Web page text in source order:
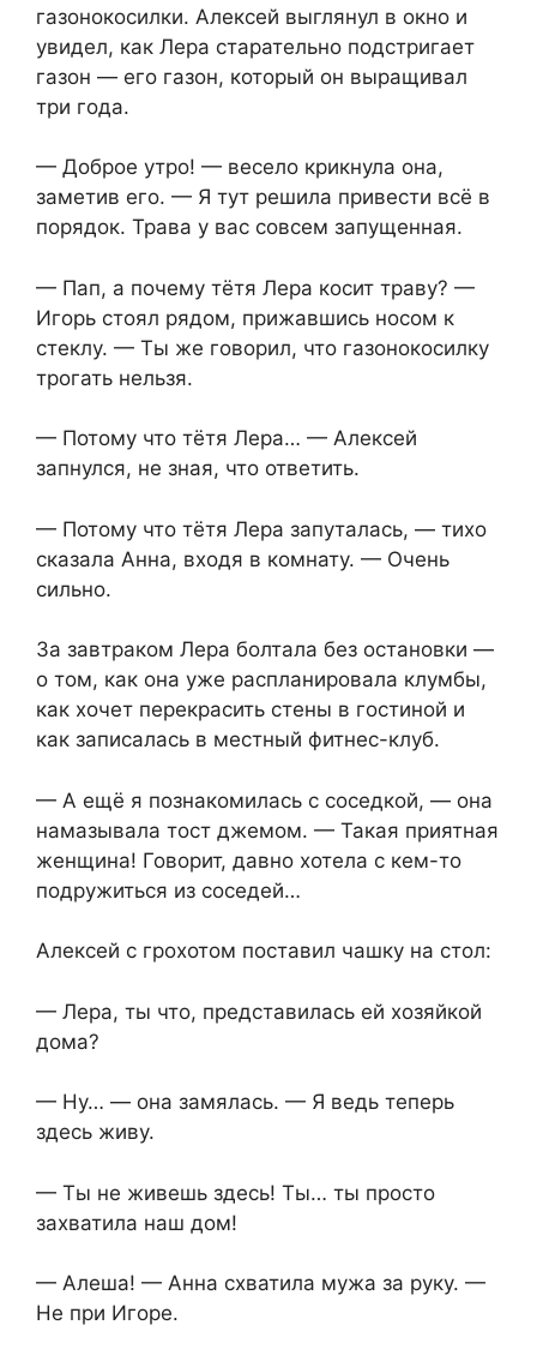
газонокосилки. Алексей выглянул в окно и
увидел, как Лера старательно подстригает
газон — его газон, который он выращивал
три года.
— Доброе утро! — весело крикнула она,
заметив его. — Я тут решила привести всё в
порядок. Трава у вас совсем запущенная.
— Пап, а почему тётя Лера косит траву? —
Игорь стоял рядом, прижавшись носом к
стеклу. — Ты же говорил, что газонокосилку
трогать нельзя.
— Потому что тётя Лера… — Алексей
запнулся, не зная, что ответить.
— Потому что тётя Лера запуталась, — тихо
сказала Анна, входя в комнату. — Очень
сильно.
За завтраком Лера болтала без остановки —
о том, как она уже распланировала клумбы,
как хочет перекрасить стены в гостиной и
как записалась в местный фитнес-клуб.
— А ещё я познакомилась с соседкой, — она
намазывала тост джемом. — Такая приятная
женщина! Говорит, давно хотела с кем-то
подружиться из соседей…
Алексей с грохотом поставил чашку на стол:
— Лера, ты что, представилась ей хозяйкой
дома?
— Ну… — она замялась. — Я ведь теперь
здесь живу.
— Ты не живешь здесь! Ты… ты просто
захватила наш дом!
— Алеша! — Анна схватила мужа за руку. —
Не при Игоре.